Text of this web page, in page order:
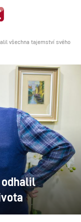
všechna tajemství svého
odhalil